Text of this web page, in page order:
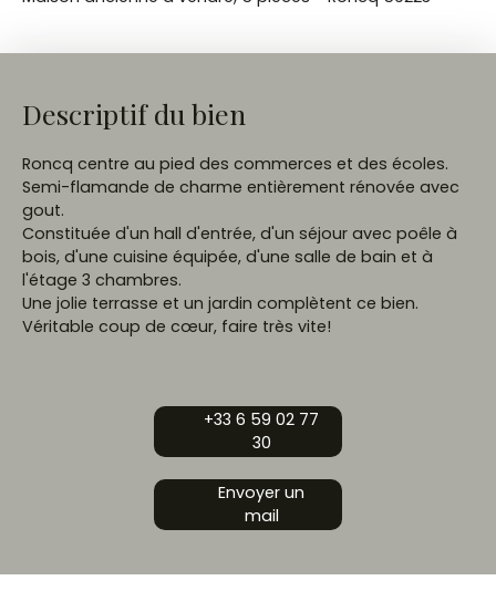
Descriptif du bien
Roncq centre au pied des commerces et des écoles.
Semi-flamande de charme entièrement rénovée avec
gout.
Constituée d'un hall d'entrée, d'un séjour avec poêle à
bois, d'une cuisine équipée, d'une salle de bain et à
l'étage 3 chambres.
Une jolie terrasse et un jardin complètent ce bien.
Véritable coup de cœur, faire très vite!
+33 6 59 02 77
30
Envoyer un
mail